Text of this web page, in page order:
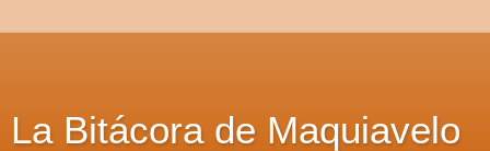
La Bitácora de Maquiavelo